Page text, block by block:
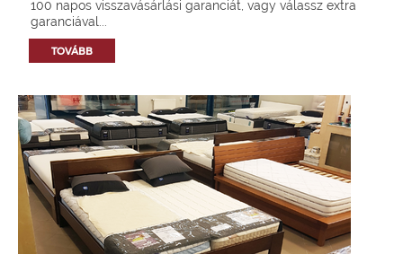
100 napos visszavásárlási garanciát, vagy válassz extra
garanciával...
TOVÁBB